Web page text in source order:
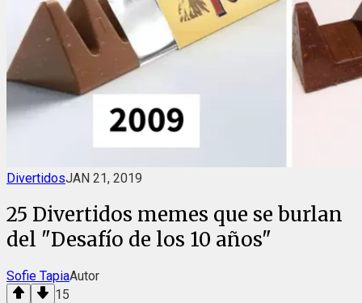
DivertidosJAN 21, 2019
25 Divertidos memes que se burlan
del "Desafío de los 10 años"
Sofie TapiaAutor
15